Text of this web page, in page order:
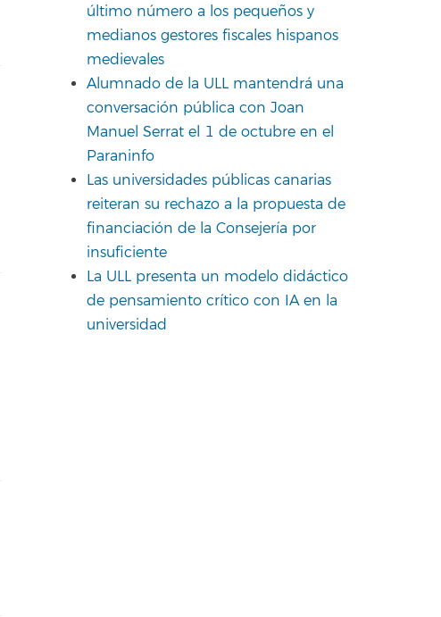
último número a los pequeños y
medianos gestores fiscales hispanos
medievales
Alumnado de la ULL mantendrá una
conversación pública con Joan
Manuel Serrat el 1 de octubre en el
Paraninfo
Las universidades públicas canarias
reiteran su rechazo a la propuesta de
financiación de la Consejería por
insuficiente
La ULL presenta un modelo didáctico
de pensamiento crítico con IA en la
universidad